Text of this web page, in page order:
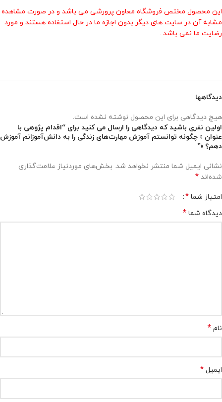
این محصول مختص فروشگاه معاون پرورشی می باشد و در صورت مشاهده
مشابه آن در سایت های دیگر بدون اجازه ما در حال استفاده هستند و مورد
رضایت ما نمی باشد .
دیدگاهها
هیچ دیدگاهی برای این محصول نوشته نشده است.
اولین نفری باشید که دیدگاهی را ارسال می کنید برای “اقدام پژوهی با
عنوان « چگونه توانستم آموزش مهارت‌های زندگی را به دانش‌آموزانم آموزش
دهم؟ »”
نشانی ایمیل شما منتشر نخواهد شد. بخش‌های موردنیاز علامت‌گذاری
شده‌اند *
امتیاز شما *
دیدگاه شما *
نام *
ایمیل *